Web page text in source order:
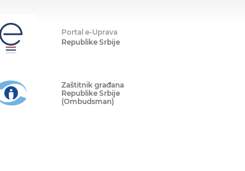
Portal e-Uprava
Republike Srbije
Zaštitnik građana
Republike Srbije
(Ombudsman)